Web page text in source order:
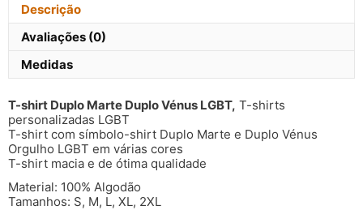
Descrição
Avaliações (0)
Medidas
T-shirt Duplo Marte Duplo Vénus LGBT, T-shirts
personalizadas LGBT
T-shirt com símbolo-shirt Duplo Marte e Duplo Vénus
Orgulho LGBT em várias cores
T-shirt macia e de ótima qualidade
Material: 100% Algodão
Tamanhos: S, M, L, XL, 2XL